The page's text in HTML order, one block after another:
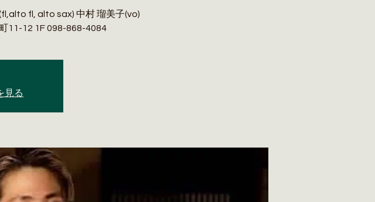
fl, alto sax) 中村 瑠美子(vo)
11-12 1F 098-868-4084
見る